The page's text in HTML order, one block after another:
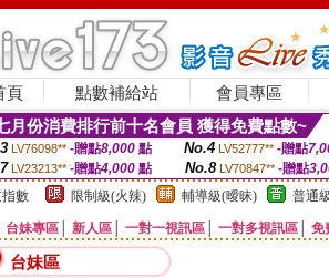
頁 點數補給站 會員專區
月份消費排行前十名會員 獲得免費點數~
LV76098** -贈點8,000點 No.4 LV52777** -贈點
LV23213** -贈點4,000 點 No.8 LV70847** -贈點
數
限制級(火辣) 輔導級(曖昧) 普通
台妹專區 新人區 一對一視訊區 一對多視訊區 免
台妹區